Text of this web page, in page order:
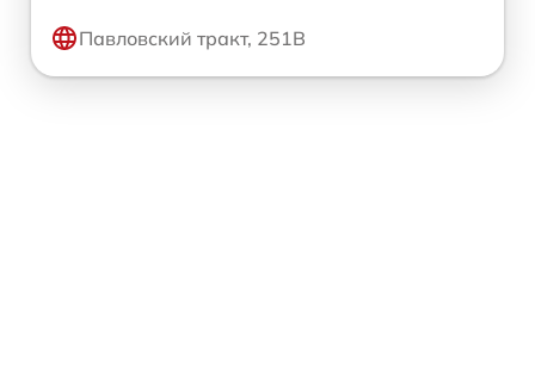
Павловский тракт, 251В